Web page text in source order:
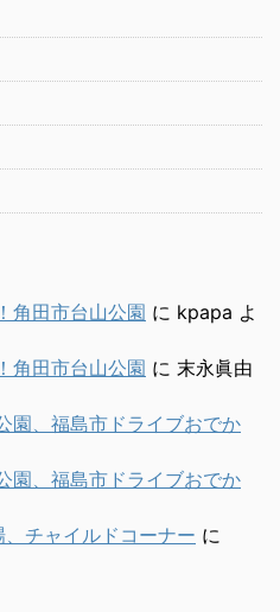
角田市台山公園 に kpapa よ
角田市台山公園 に 末永眞由
園、福島市ドライブおでか
園、福島市ドライブおでか
チャイルドコーナー に